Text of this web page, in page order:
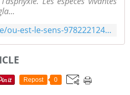
https://laffont.ca/livre/ou-est-le-sens-9782221246603/
Repost 0